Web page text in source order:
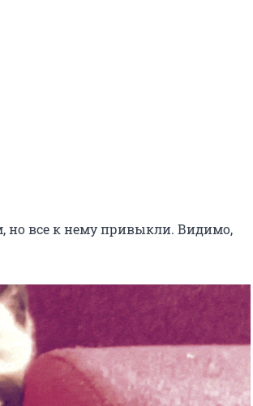
но все к нему привыкли. Видимо,